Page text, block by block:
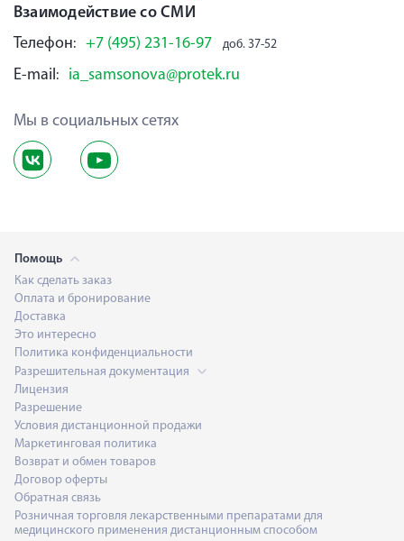
Взаимодействие со СМИ
Телефон: +7 (495) 231-16-97 доб. 37-52
E-mail: ia_samsonova@protek.ru
Мы в социальных сетях
Помощь
Как сделать заказ
Оплата и бронирование
Доставка
Это интересно
Политика конфиденциальности
Разрешительная документация
Лицензия
Разрешение
Условия дистанционной продажи
Маркетинговая политика
Возврат и обмен товаров
Договор оферты
Обратная связь
Розничная торговля лекарственными препаратами для
медицинского применения дистанционным способом